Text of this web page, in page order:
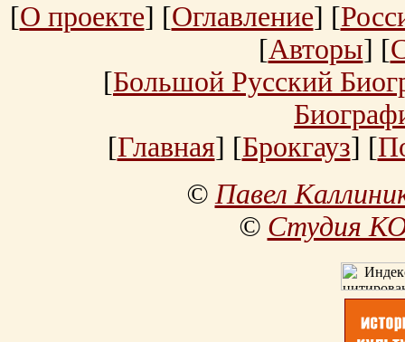
[О проекте] [Оглавление] [
[Авторы] [
[Большой Русский
[Главная] [Брокгауз] [
©Павел
© Студия